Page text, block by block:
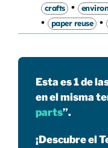
crafts •
• paper reuse •
Esta es 1 de
en el misma
parts”.
¡Descubre el